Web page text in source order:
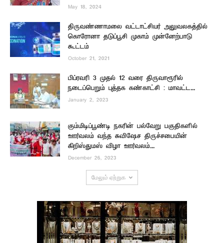
May 18, 2024
திருவண்ணாமலை வட்டாட்சியர் அலுவலகத்தில்
கொரோனா தடுப்பூசி முகாம் முன்னேற்பாடு
கூட்டம்
October 21, 2021
பிப்ரவரி 3 முதல் 12 வரை திருவாரூரில்
நடைப்பெறும் புத்தக கண்காட்சி : மாவட்ட...
January 2, 2023
கும்மிடிப்பூண்டி நகரின் பல்வேறு பகுதிகளில்
ஊர்வலம் வந்த சுவிஷேச திருச்சபையின்
கிறிஸ்துமஸ் விழா ஊர்வலம்...
December 26, 2023
மேலும் ஏற்றுக